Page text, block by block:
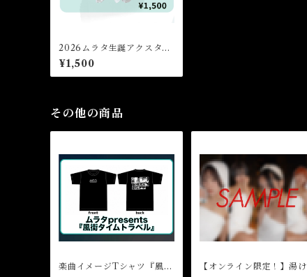
2026ムラタ生誕アクスタ
｢飛べ！ムラレンジャー｣
¥1,500
その他の商品
楽曲イメージTシャツ『風街
【オンライン限定！】湯け